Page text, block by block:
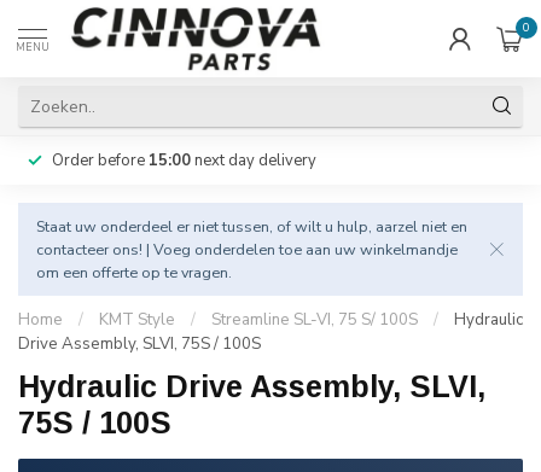
MENU
0
Order before 15:00next day delivery
Staat uw onderdeel er niet tussen, of wilt u hulp, aarzel niet en
contacteer ons! | Voeg onderdelen toe aan uw winkelmandje
om een offerte op te vragen.
Home / KMT Style / Streamline SL-VI, 75 S/ 100S /
Hydraulic
Drive Assembly, SLVI, 75S / 100S
Hydraulic Drive Assembly, SLVI,
75S / 100S